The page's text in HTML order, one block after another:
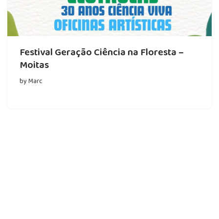
Festival Geração Ciência na Floresta –
Moitas
byMarc